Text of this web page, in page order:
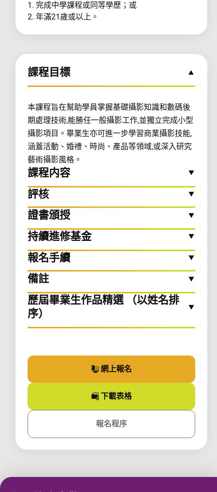
1. 完成中學課程或同等學歷；或
2. 年滿21歲或以上。
課程目標
本課程旨在幫助學員掌握基礎攝影知識和數碼後
期處理技術,能勝任一般攝影工作,並獨立完成小型
攝影項目。畢業生亦可進一步學習商業攝影技能,
涵蓋活動、婚禮、時尚、產品等領域,或深入研究
藝術攝影風格。
課程内容
評核
證書頒授
持續進修基金
報名手續
備註
歷屆畢業生作品精選 （以姓名排
序）
網上報名
下載課程
表格
課程
報名程序